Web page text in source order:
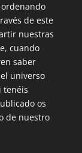
de este
nuestras
cuando
saber
universo
tenéis
os
de nuestro